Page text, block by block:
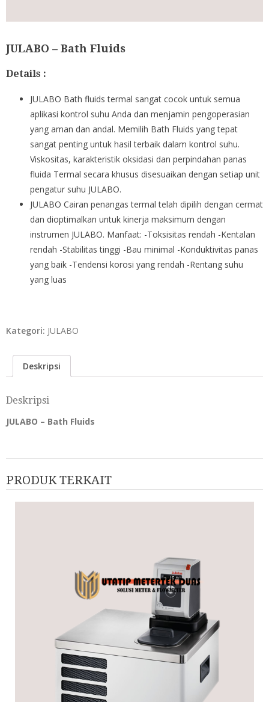
JULABO – Bath Fluids
Details :
JULABO Bath fluids termal sangat cocok untuk semua
aplikasi kontrol suhu Anda dan menjamin pengoperasian
yang aman dan andal. Memilih Bath Fluids yang tepat
sangat penting untuk hasil terbaik dalam kontrol suhu.
Viskositas, karakteristik oksidasi dan perpindahan panas
fluida Termal secara khusus disesuaikan dengan setiap unit
pengatur suhu JULABO.
JULABO Cairan penangas termal telah dipilih dengan cermat
dan dioptimalkan untuk kinerja maksimum dengan
instrumen JULABO. Manfaat: -Toksisitas rendah -Kentalan
rendah -Stabilitas tinggi -Bau minimal -Konduktivitas panas
yang baik -Tendensi korosi yang rendah -Rentang suhu
yang luas
Kategori: JULABO
Deskripsi
Deskripsi
JULABO – Bath Fluids
PRODUK TERKAIT